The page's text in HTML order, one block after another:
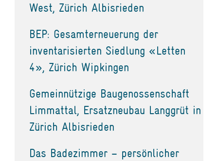
West, Zürich Albisrieden
BEP: Gesamterneuerung der
inventarisierten Siedlung «Letten
4», Zürich Wipkingen
Gemeinnützige Baugenossenschaft
Limmattal, Ersatzneubau Langgrüt in
Zürich Albisrieden
Das Badezimmer – persönlicher